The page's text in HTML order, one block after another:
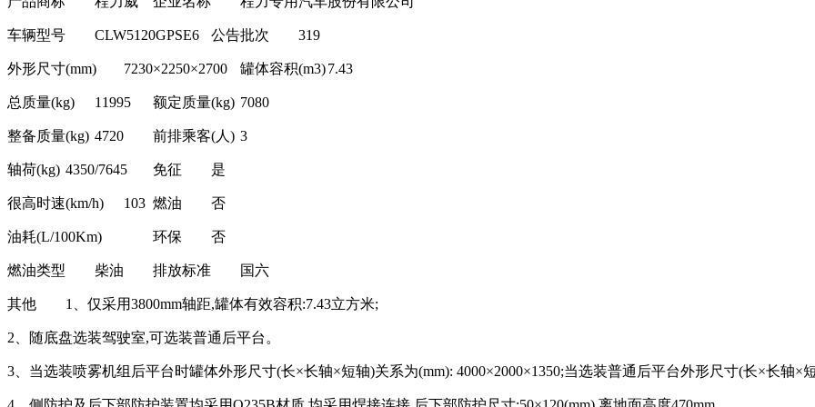
车辆型号 CLW5120GPSE6 公告批次 319
外形尺寸(mm) 7230×2250×2700 罐体容积(m3)7.43
总质量(kg) 11995 额定质量(kg) 7080
整备质量(kg) 4720 前排乘客(人) 3
轴荷(kg) 4350/7645 免征 是
很高时速(km/h) 103 燃油 否
油耗(L/100Km) 环保 否
燃油类型 柴油 排放标准 国六
其他 1、仅采用3800mm轴距,罐体有效容积:7.43立方米;
2、随底盘选装驾驶室,可选装普通后平台。
3、当选装喷雾机组后平台时罐体外形尺寸(长×长轴×短轴)关系为(mm): 4000×2000×1350;当选装普通后平台外形尺寸(长×长轴×